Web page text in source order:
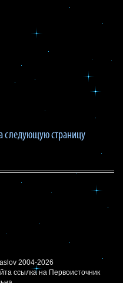
следующую страницу
2004-2026
ссылка на Первоисточник